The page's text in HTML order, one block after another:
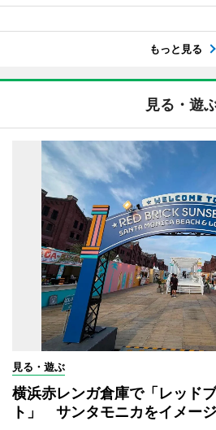
もっと見る
見る・遊
見る・遊ぶ
横浜赤レンガ倉庫で「レッド
ト」 サンタモニカをイメー